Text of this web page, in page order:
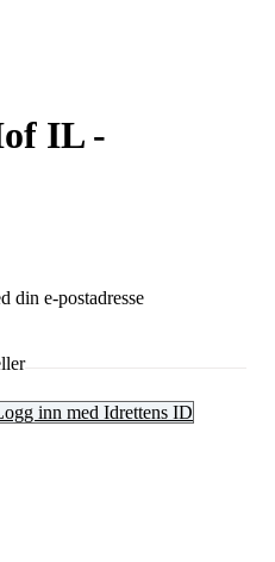
IL -
din e-postadresse
inn med Idrettens ID